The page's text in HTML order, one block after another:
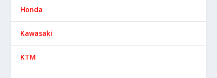
Honda
Kawasaki
KTM